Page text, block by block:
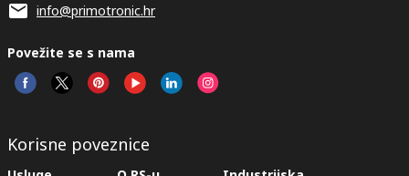
info@primotronic.hr
Povežite se s nama
Korisne poveznice